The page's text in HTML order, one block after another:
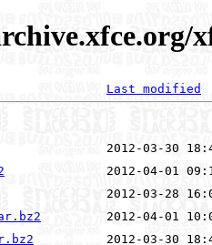
Last modified